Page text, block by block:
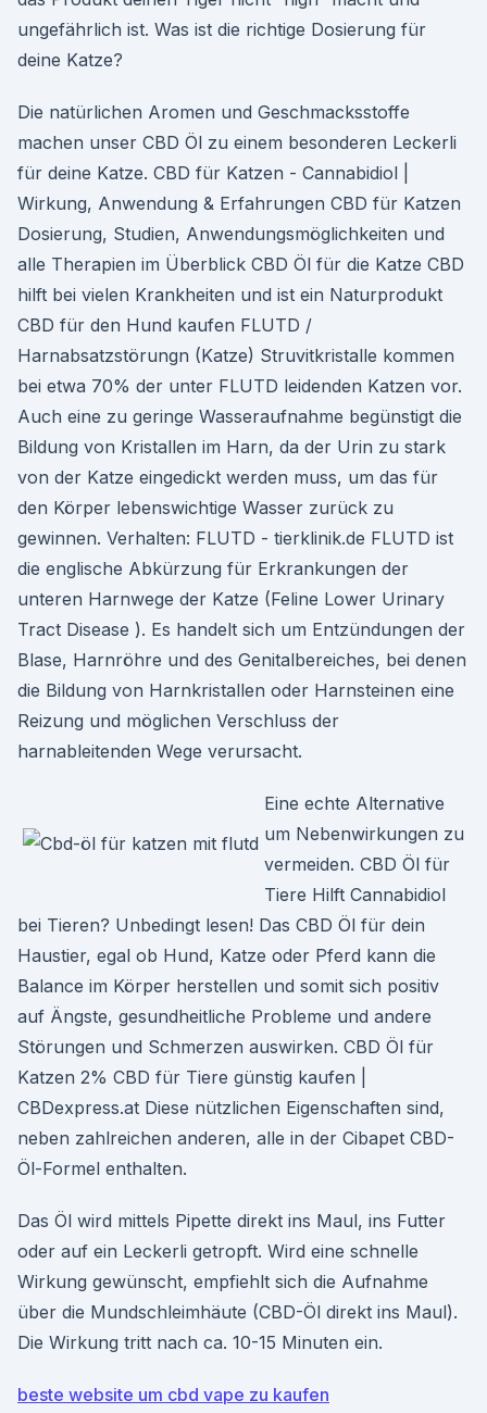
ungefährlich ist. Was ist die richtige Dosierung für
deine Katze?
Die natürlichen Aromen und Geschmacksstoffe
machen unser CBD Öl zu einem besonderen Leckerli
für deine Katze. CBD für Katzen - Cannabidiol |
Wirkung, Anwendung & Erfahrungen CBD für Katzen
Dosierung, Studien, Anwendungsmöglichkeiten und
alle Therapien im Überblick CBD Öl für die Katze CBD
hilft bei vielen Krankheiten und ist ein Naturprodukt
CBD für den Hund kaufen FLUTD /
Harnabsatzstörungn (Katze) Struvitkristalle kommen
bei etwa 70% der unter FLUTD leidenden Katzen vor.
Auch eine zu geringe Wasseraufnahme begünstigt die
Bildung von Kristallen im Harn, da der Urin zu stark
von der Katze eingedickt werden muss, um das für
den Körper lebenswichtige Wasser zurück zu
gewinnen. Verhalten: FLUTD - tierklinik.de FLUTD ist
die englische Abkürzung für Erkrankungen der
unteren Harnwege der Katze (Feline Lower Urinary
Tract Disease ). Es handelt sich um Entzündungen der
Blase, Harnröhre und des Genitalbereiches, bei denen
die Bildung von Harnkristallen oder Harnsteinen eine
Reizung und möglichen Verschluss der
harnableitenden Wege verursacht.
Eine echte Alternative
um Nebenwirkungen zu
vermeiden. CBD Öl für
Tiere Hilft Cannabidiol
bei Tieren? Unbedingt lesen! Das CBD Öl für dein
Haustier, egal ob Hund, Katze oder Pferd kann die
Balance im Körper herstellen und somit sich positiv
auf Ängste, gesundheitliche Probleme und andere
Störungen und Schmerzen auswirken. CBD Öl für
Katzen 2% CBD für Tiere günstig kaufen |
CBDexpress.at Diese nützlichen Eigenschaften sind,
neben zahlreichen anderen, alle in der Cibapet CBD-
Öl-Formel enthalten.
Das Öl wird mittels Pipette direkt ins Maul, ins Futter
oder auf ein Leckerli getropft. Wird eine schnelle
Wirkung gewünscht, empfiehlt sich die Aufnahme
über die Mundschleimhäute (CBD-Öl direkt ins Maul).
Die Wirkung tritt nach ca. 10-15 Minuten ein.
beste website um cbd vape zu kaufen